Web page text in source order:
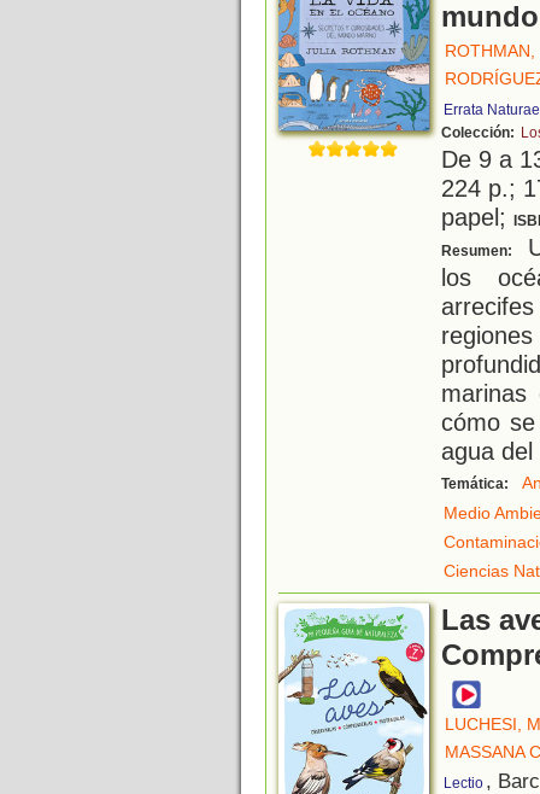
ROTHMAN,
Errata Naturae
Colección:
De 9 a
224 p.;
papel;
Resumen:
los
marinas
cómo
agua
Temática:
Medio
Ciencias
Las
LUCHESI,
MASSANA
Lectio ,